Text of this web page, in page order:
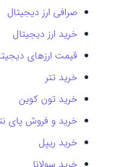
صرافی ارز دیجیتال
خرید ارز دیجیتال
قیمت ارزهای
خرید تتر
خرید تون کوین
خرید و فروش پای
خرید ریپل